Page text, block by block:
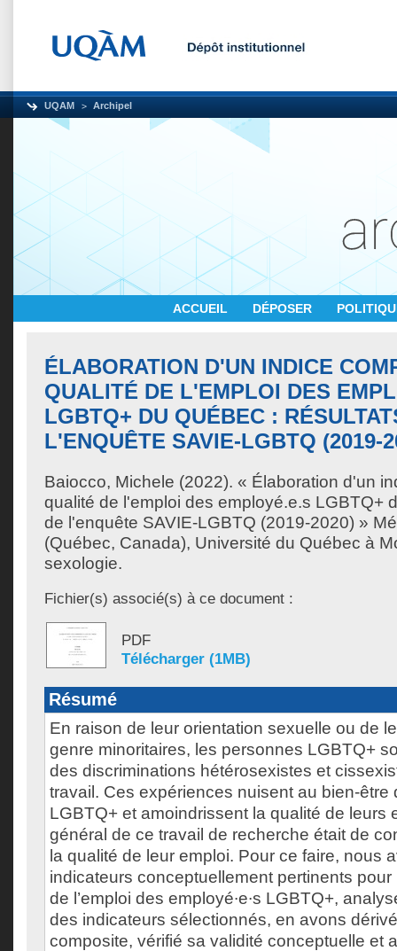
UQAM Archipel
ACCUEIL DÉPOSER
ÉLABORATION D'UN INDICE
QUALITÉ DE L'EMPLOI DES
LGBTQ+ DU QUÉBEC :
L'ENQUÊTE SAVIE-LGBTQ (2019-
Baiocco, Michele (2022). « Élaboration d'un
qualité de l'emploi des employé.e.s LGBTQ+
de l'enquête SAVIE-LGBTQ (2019-2020) »
(Québec, Canada), Université du Québec à
sexologie.
Fichier(s) associé(s) à ce document :
PDF
Télécharger (1MB)
Résumé
En raison de leur orientation sexuelle ou de
genre minoritaires, les personnes LGBTQ+
des discriminations hétérosexistes et
travail. Ces expériences nuisent au bien-être
LGBTQ+ et amoindrissent la qualité de leurs
général de ce travail de recherche était de
la qualité de leur emploi. Pour ce faire, nous
indicateurs conceptuellement pertinents
de l’emploi des employé∙e∙s LGBTQ+,
des indicateurs sélectionnés, en avons
composite, vérifié sa validité conceptuelle et